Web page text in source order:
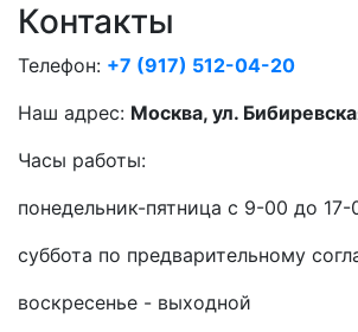
Контакты
Телефон: +7 (917) 512-04-20
Наш адрес: Москва, ул.
Часы работы:
понедельник-пятница с 9-00 до 17-
суббота по предварительному
воскресенье - выходной